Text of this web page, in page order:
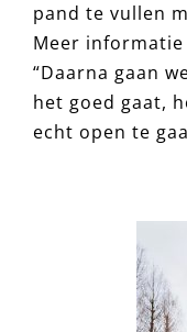
pand te vullen
Meer informatie
“Daarna gaan
het goed gaat,
echt open te